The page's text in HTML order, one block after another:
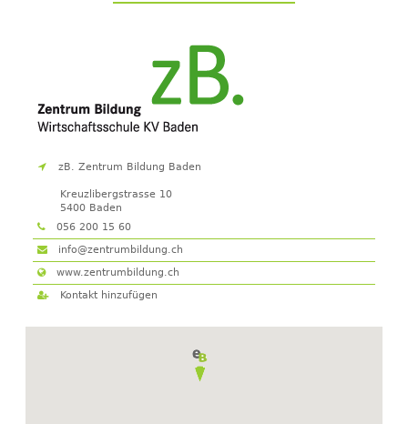
zB. Zentrum Bildung Baden
Kreuzlibergstrasse 10
5400 Baden
056 200 15 60
info@zentrumbildung.ch
www.zentrumbildung.ch
Kontakt hinzufügen